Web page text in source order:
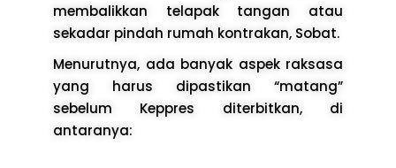
membalikkan telapak tangan atau
sekadar pindah rumah kontrakan, Sobat.
Menurutnya, ada banyak aspek raksasa
yang harus dipastikan “matang”
sebelum Keppres diterbitkan, di
antaranya: